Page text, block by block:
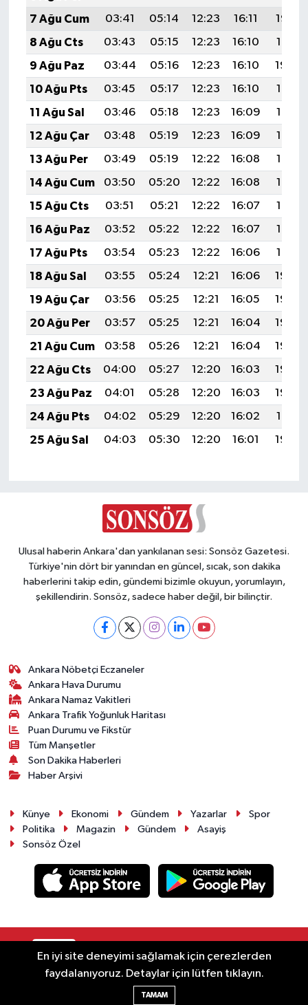
7 Ağu Cum
03:41 05:14 12:23 16:11
19:22
8 Ağu Cts
03:43 05:15 12:23 16:10
19:21
9 Ağu Paz
03:44 05:16 12:23 16:10
19:20
10 Ağu Pts
03:45 05:17 12:23 16:10
19:19
11 Ağu Sal
03:46 05:18 12:23 16:09
19:18
12 Ağu Çar
03:48 05:19 12:23 16:09
19:16
13 Ağu Per
03:49 05:19 12:22 16:08
19:15
14 Ağu Cum
03:50 05:20 12:22 16:08
19:14
15 Ağu Cts
03:51 05:21 12:22 16:07
19:13
16 Ağu Paz
03:52 05:22 12:22 16:07
19:12
17 Ağu Pts
03:54 05:23 12:22 16:06
19:10
18 Ağu Sal
03:55 05:24 12:21 16:06
19:09
19 Ağu Çar
03:56 05:25 12:21 16:05
19:08
20 Ağu Per
03:57 05:25 12:21 16:04
19:06
21 Ağu Cum
03:58 05:26 12:21 16:04
19:05
22 Ağu Cts
04:00 05:27 12:20 16:03
19:04
23 Ağu Paz
04:01 05:28 12:20 16:03
19:02
24 Ağu Pts
04:02 05:29 12:20 16:02
19:01
25 Ağu Sal
04:03 05:30 12:20 16:01 19:00
Ulusal haberin Ankara'dan yankılanan sesi: Sonsöz Gazetesi.
Türkiye'nin dört bir yanından en güncel, sıcak, son dakika
haberlerini takip edin, gündemi bizimle okuyun, yorumlayın,
şekillendirin. Sonsöz, sadece haber değil, bir bilinçtir.
Ankara Nöbetçi Eczaneler
Ankara Hava Durumu
Ankara Namaz Vakitleri
Ankara Trafik Yoğunluk Haritası
Puan Durumu ve Fikstür
Tüm Manşetler
Son Dakika Haberleri
Haber Arşivi
Künye Ekonomi Gündem Yazarlar
Spor
Politika
Magazin Gündem
Asayiş
Sonsöz Özel
RSS Copyright © 2025. Her hakkı saklıdır.
Haber Yazılımı:
En iyi site deneyimi sağlamak için çerezlerden
faydalanıyoruz. Detaylar için lütfen tıklayın.
TAMAM